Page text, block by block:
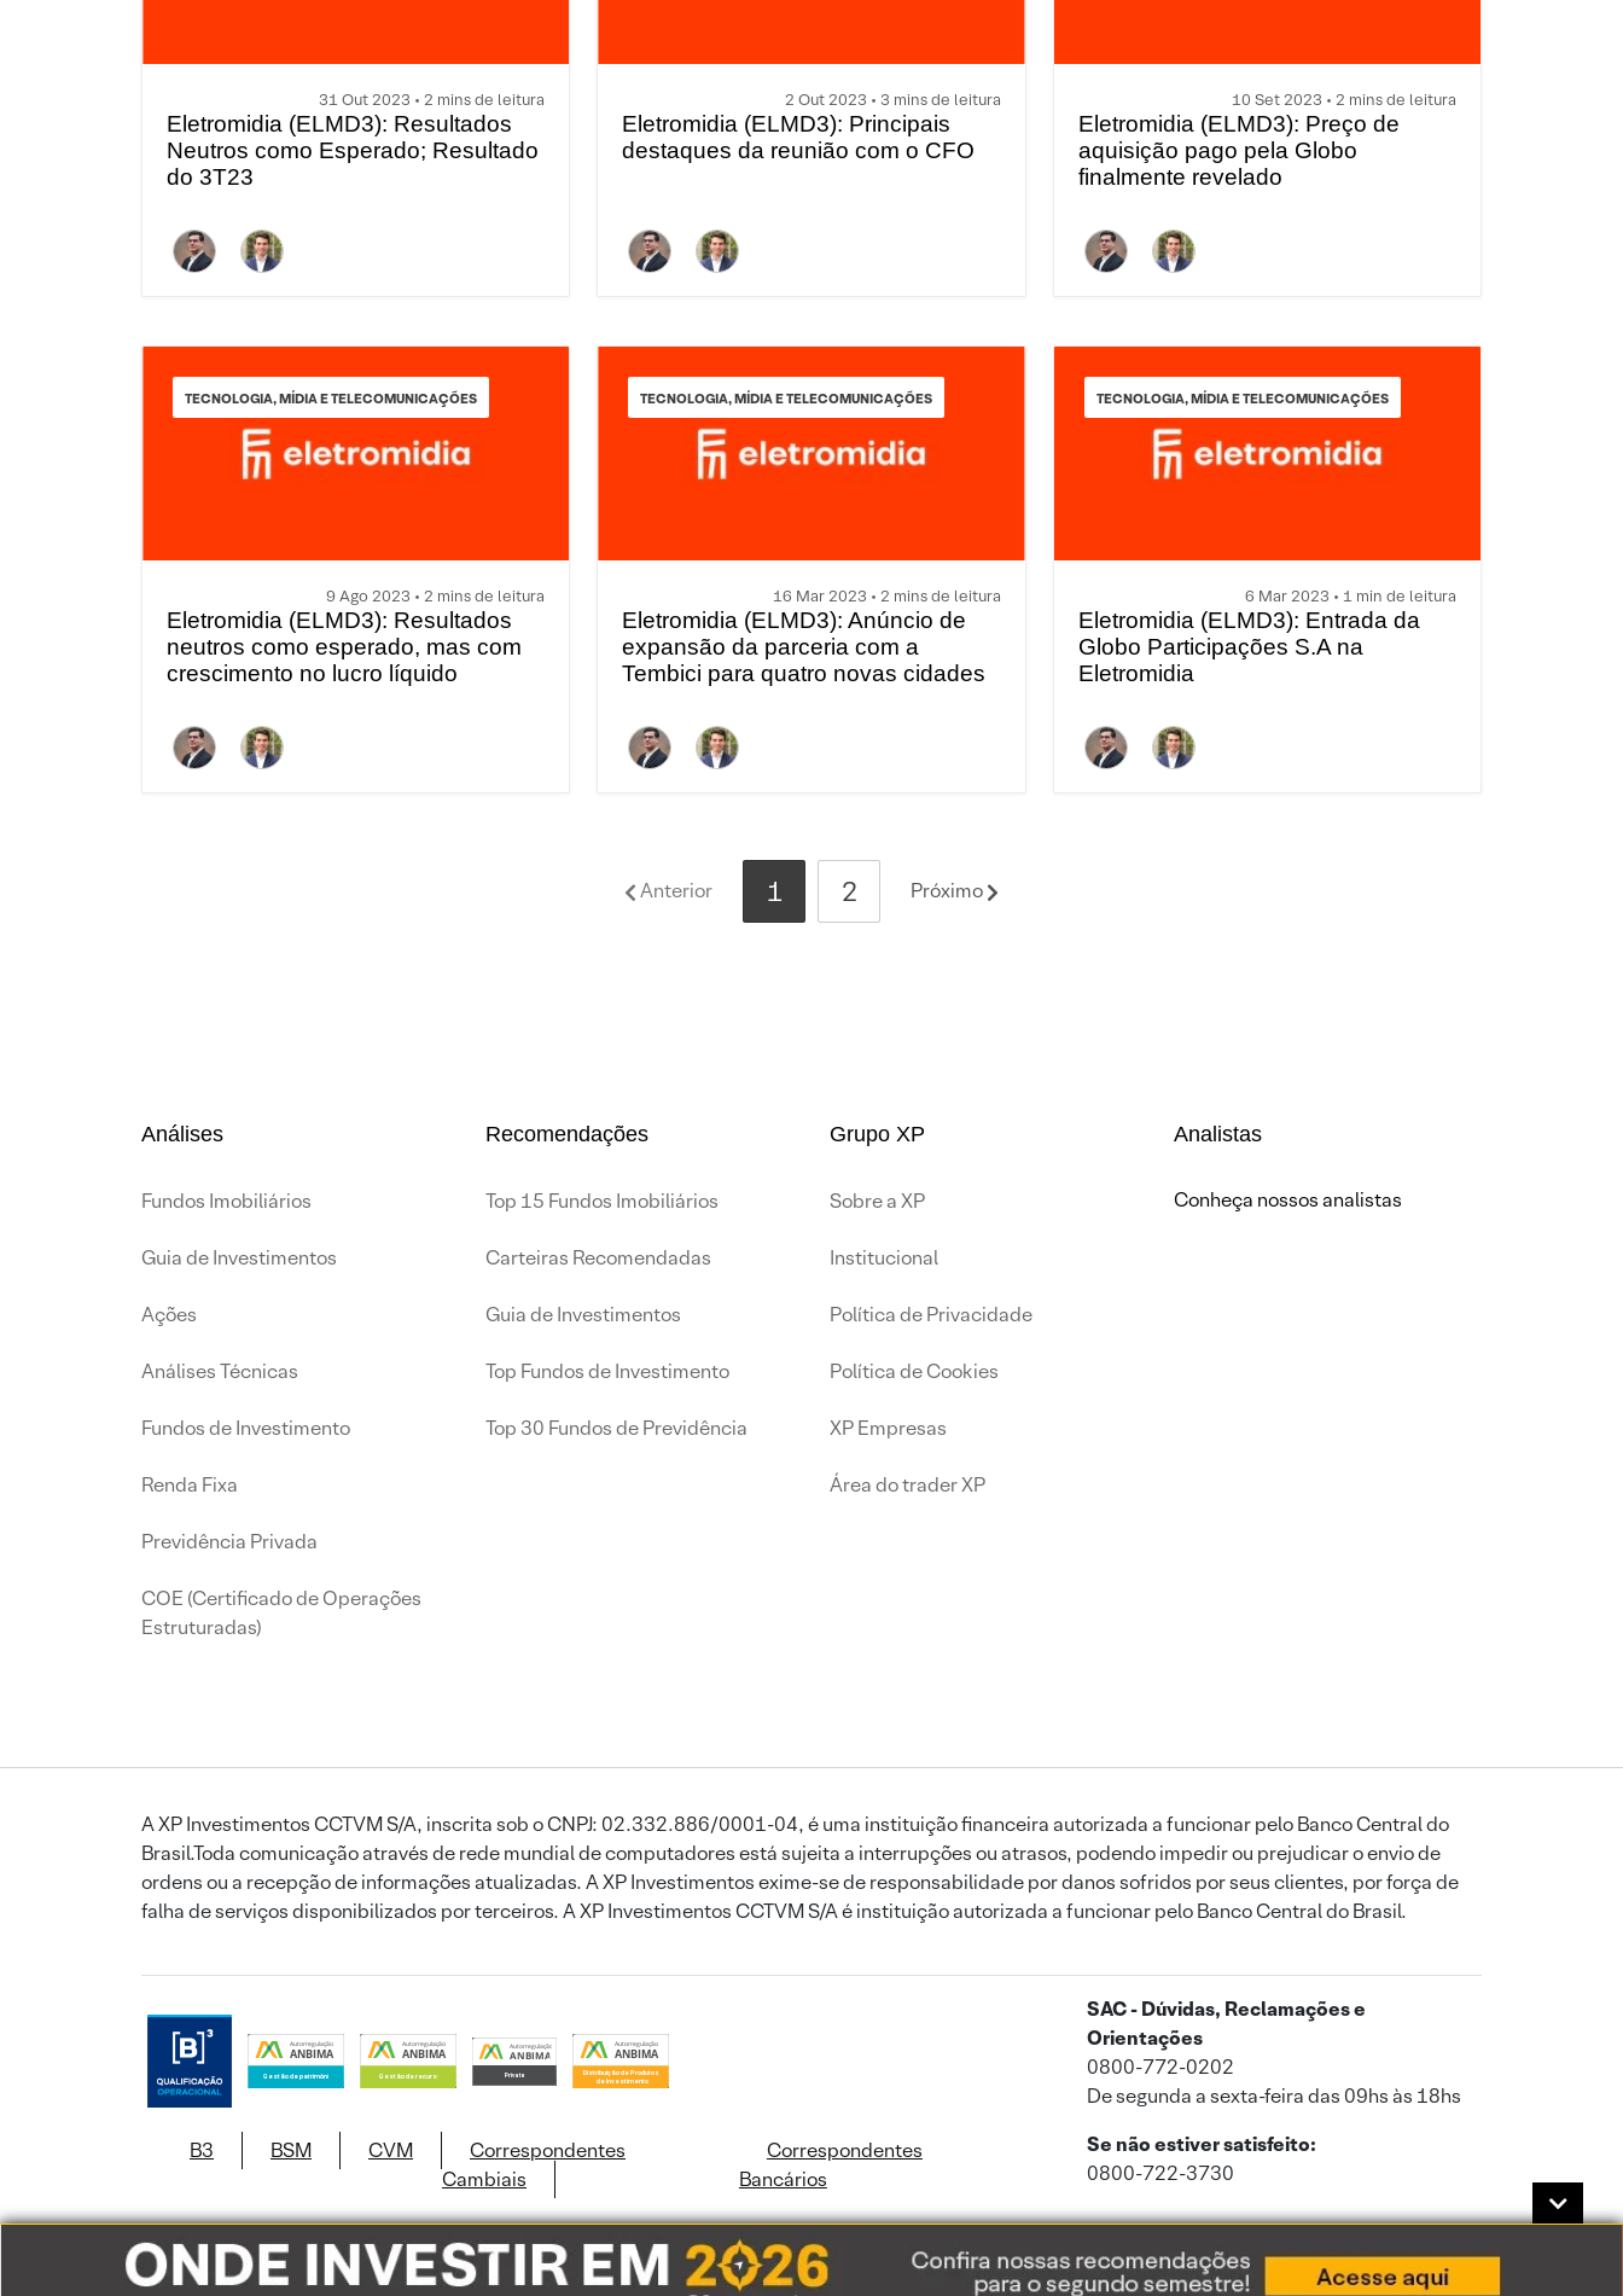
31 Out 2023 • 2 mins de leitura
Eletromidia (ELMD3): Resultados
Neutros como Esperado; Resultado
do 3T23
2 Out 2023 • 3 mins de leitura
Eletromidia (ELMD3): Principais
destaques da reunião com o CFO
10 Set 2023 • 2 mins de leitura
Eletromidia (ELMD3): Preço de
aquisição pago pela Globo
finalmente revelado
TECNOLOGIA, MÍDIA E TELECOMUNICAÇÕES
9 Ago 2023 • 2 mins de leitura
Eletromidia (ELMD3): Resultados
neutros como esperado, mas com
crescimento no lucro líquido
TECNOLOGIA, MÍDIA E TELECOMUNICAÇÕES
16 Mar 2023 • 2 mins de leitura
Eletromidia (ELMD3): Anúncio de
expansão da parceria com a
Tembici para quatro novas cidades
TECNOLOGIA, MÍDIA E TELECOMUNICAÇÕES
6 Mar 2023 • 1 min de leitura
Eletromidia (ELMD3): Entrada da
Globo Participações S.A na
Eletromidia
Anterior 1 2 Próximo
Análises
Fundos Imobiliários
Guia de Investimentos
Ações
Análises Técnicas
Fundos de Investimento
Renda Fixa
Previdência Privada
COE (Certificado de Operações
Estruturadas)
Recomendações
Top 15 Fundos Imobiliários
Carteiras Recomendadas
Guia de Investimentos
Top Fundos de Investimento
Top 30 Fundos de Previdência
Grupo XP
Sobre a XP
Institucional
Política de Privacidade
Política de Cookies
XP Empresas
Área do trader XP
Analistas
Conheça nossos analistas
A XP Investimentos CCTVM S/A, inscrita sob o CNPJ: 02.332.886/0001-04, é uma instituição financeira autorizada a funcionar pelo Banco Central do
Brasil.Toda comunicação através de rede mundial de computadores está sujeita a interrupções ou atrasos, podendo impedir ou prejudicar o envio de
ordens ou a recepção de informações atualizadas. A XP Investimentos exime-se de responsabilidade por danos sofridos por seus clientes, por força de
falha de serviços disponibilizados por terceiros. A XP Investimentos CCTVM S/A é instituição autorizada a funcionar pelo Banco Central do Brasil.
B3 BSM CVM
Correspondentes
Cambiais
Correspondentes
Bancários
SAC - Dúvidas, Reclamações e
Orientações
0800-772-0202
De segunda a sexta-feira das 09hs às 18hs
Se não estiver satisfeito:
0800-722-3730
Este site usa cookies e dados pessoais de acordo com a nossa Política de Cookiese a nossaPolítica de Privacidade.